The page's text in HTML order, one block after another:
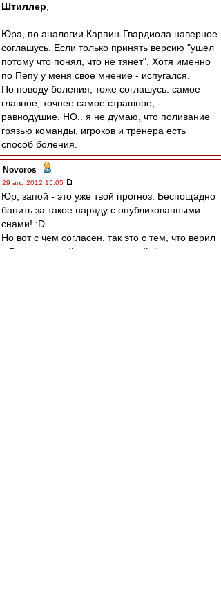
Штиллер
Юра, по аналогии Карпин-Гвардиола наверное
соглашусь. Если только принять версию "ушел
потому что понял, что не тянет". Хотя именно
по Пепу у меня свое мнение - испугался.
По поводу боления, тоже соглашусь: самое
главное, точнее самое страшное, -
равнодушие. НО.. я не думаю, что поливание
грязью команды, игроков и тренера есть
способ боления.
Novoros -
29 апр 2012 15:05
Юр, запой - это уже твой прогноз. Беспощадно
банить за такое наряду с опубликованными
снами! :D
Но вот с чем согласен, так это с тем, что верил
в Валеру по той же причине - уйдёт сам, не